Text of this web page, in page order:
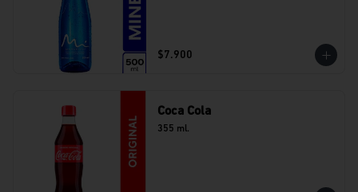
$7.900
Coca Cola
355 ml.